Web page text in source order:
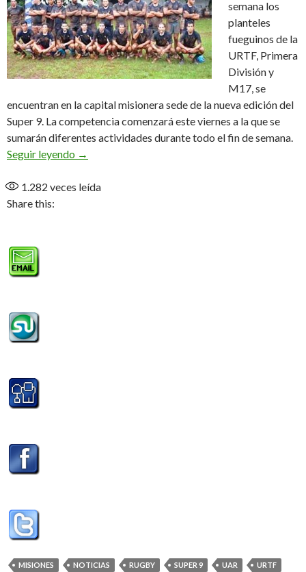
semana los
planteles
fueguinos de la
URTF, Primera
División y
M17, se
encuentran en la capital misionera sede de la nueva edición del
Super 9. La competencia comenzará este viernes a la que se
sumarán diferentes actividades durante todo el fin de semana.
Seguir leyendo TDF entrena y espera en Misiones
→
1.282 veces leída
Share this:
MISIONES NOTICIAS RUGBY SUPER 9 UAR URTF